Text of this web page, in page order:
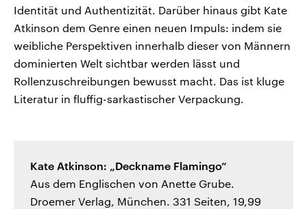
Identität und Authentizität. Darüber hinaus gibt Kate
Atkinson dem Genre einen neuen Impuls: indem sie
weibliche Perspektiven innerhalb dieser von Männern
dominierten Welt sichtbar werden lässt und
Rollenzuschreibungen bewusst macht. Das ist kluge
Literatur in fluffig-sarkastischer Verpackung.
Kate Atkinson: „Deckname Flamingo“
Aus dem Englischen von Anette Grube.
Droemer Verlag, München. 331 Seiten, 19,99